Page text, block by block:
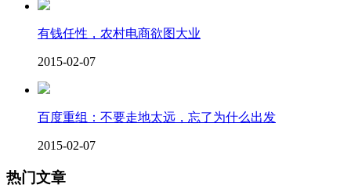
有钱任性，农村电商欲图大业
2015-02-07
百度重组：不要走地太远，忘了为什么出发
2015-02-07
热门文章